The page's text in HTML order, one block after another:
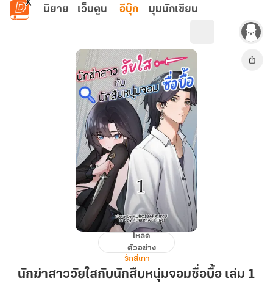
ข้ามไปยังเนื้อหาหลัก
นิยาย เว็บตูน อีบุ๊ก มุมนักเขียน
สาว
โหลด
ตัวอย่าง
รักสีเทา
นักฆ่าสาววัยใสกับนักสืบหนุ่มจอมซื่อบื้อ เล่ม 1